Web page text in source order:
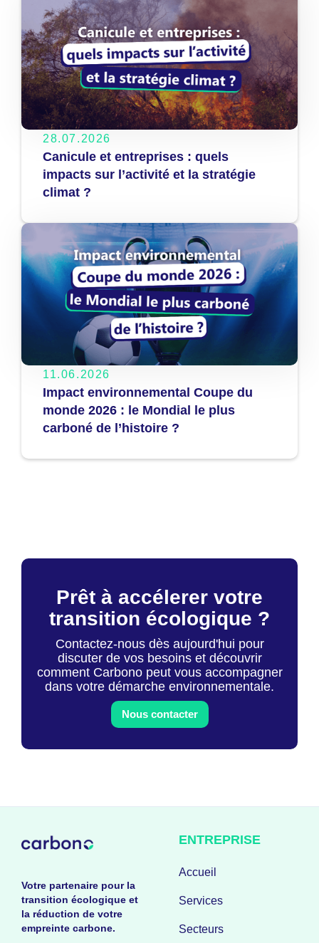
28.07.2026
Canicule et entreprises : quels
impacts sur l’activité et la stratégie
climat ?
11.06.2026
Impact environnemental Coupe du
monde 2026 : le Mondial le plus
carboné de l’histoire ?
Prêt à accélerer votre
transition écologique ?
Contactez-nous dès aujourd'hui pour
discuter de vos besoins et découvrir
comment Carbono peut vous accompagner
dans votre démarche environnementale.
Nous contacter
Votre partenaire pour la
transition écologique et
la réduction de votre
empreinte carbone.
ENTREPRISE
Accueil
Services
Secteurs